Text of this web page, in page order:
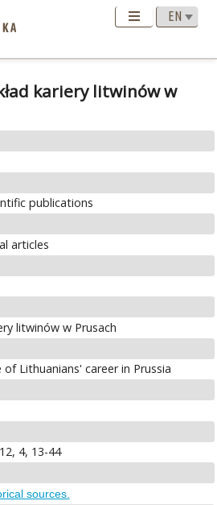
kariery litwinów w
publications
articles
litwinów w Prusach
Lithuanians' career in Prussia
4, 13-44
sources.